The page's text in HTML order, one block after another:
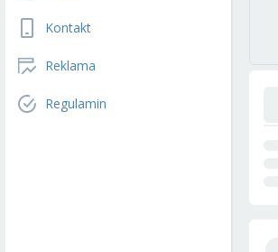
Kontakt
Reklama
Regulamin